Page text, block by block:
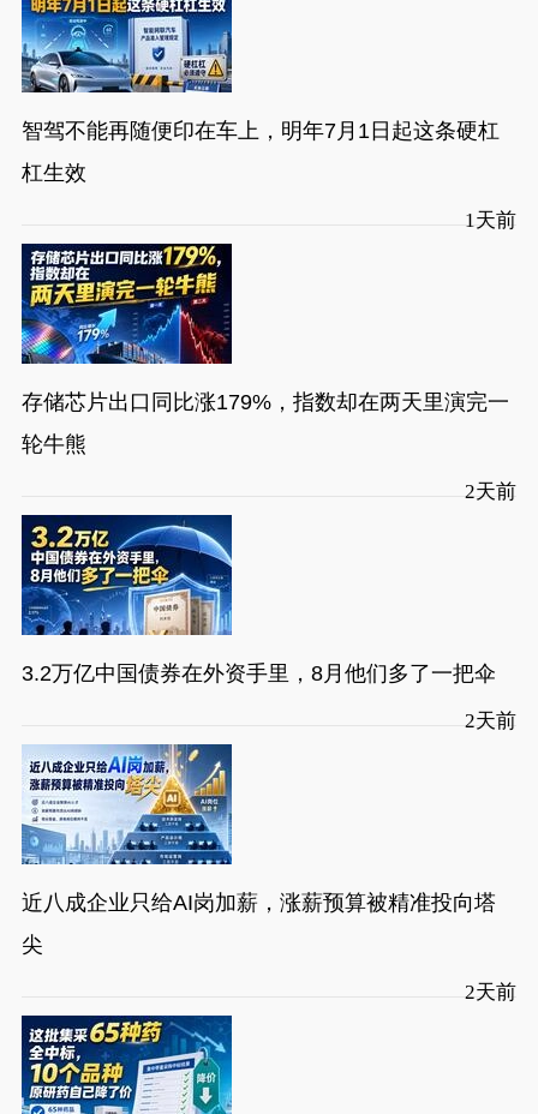
智驾不能再随便印在车上，明年7月1日起这条硬杠
杠生效
1天前
存储芯片出口同比涨179%，指数却在两天里演完一
轮牛熊
2天前
3.2万亿中国债券在外资手里，8月他们多了一把伞
2天前
近八成企业只给AI岗加薪，涨薪预算被精准投向塔
尖
2天前